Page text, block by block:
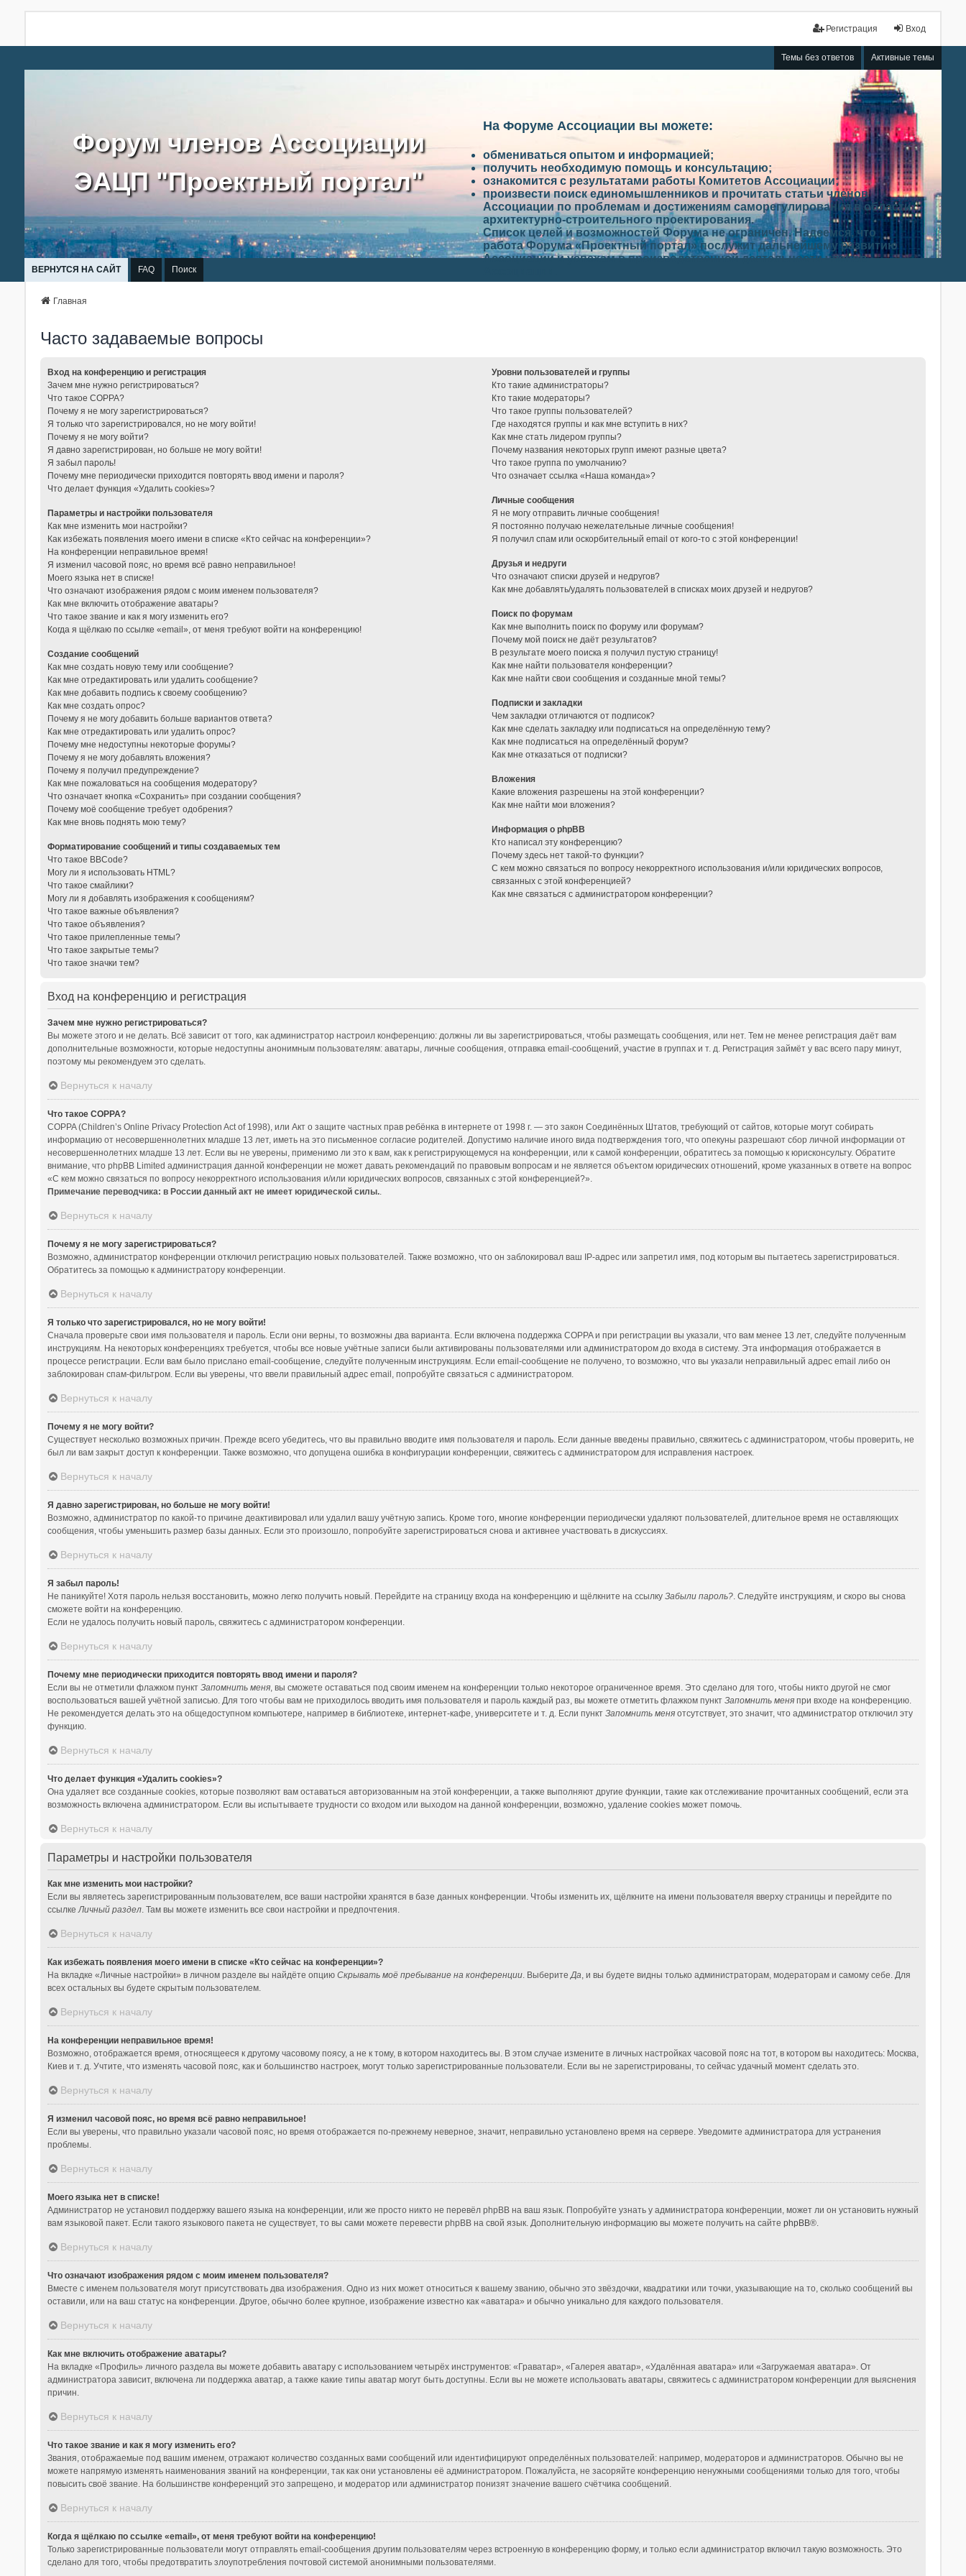
Вход
Регистрация
Темы без ответов Активные темы
Форум членов Ассоциации
ЭАЦП "Проектный портал"
На Форуме Ассоциации вы можете:
обмениваться опытом и информацией;
получить необходимую помощь и консультацию;
ознакомится с результатами работы Комитетов Ассоциации;
произвести поиск единомышленников и прочитать статьи членов
Ассоциации по проблемам и достижениям саморегулирования в области
архитектурно-строительного проектирования.
Список целей и возможностей Форума не ограничен. Надеемся, что
работа Форума «Проектный портал» послужит дальнейшему развитию
Ассоциации и успехам в производственной деятельности членов
ВЕРНУТСЯ НА САЙТ FAQ Поиск
Главная
Часто задаваемые вопросы
Вход на конференцию и регистрация
Зачем мне нужно регистрироваться?
Что такое COPPA?
Почему я не могу зарегистрироваться?
Я только что зарегистрировался, но не могу войти!
Почему я не могу войти?
Я давно зарегистрирован, но больше не могу войти!
Я забыл пароль!
Почему мне периодически приходится повторять ввод имени и пароля?
Что делает функция «Удалить cookies»?
Параметры и настройки пользователя
Как мне изменить мои настройки?
Как избежать появления моего имени в списке «Кто сейчас на конференции»?
На конференции неправильное время!
Я изменил часовой пояс, но время всё равно неправильное!
Моего языка нет в списке!
Что означают изображения рядом с моим именем пользователя?
Как мне включить отображение аватары?
Что такое звание и как я могу изменить его?
Когда я щёлкаю по ссылке «email», от меня требуют войти на конференцию!
Создание сообщений
Как мне создать новую тему или сообщение?
Как мне отредактировать или удалить сообщение?
Как мне добавить подпись к своему сообщению?
Как мне создать опрос?
Почему я не могу добавить больше вариантов ответа?
Как мне отредактировать или удалить опрос?
Почему мне недоступны некоторые форумы?
Почему я не могу добавлять вложения?
Почему я получил предупреждение?
Как мне пожаловаться на сообщения модератору?
Что означает кнопка «Сохранить» при создании сообщения?
Почему моё сообщение требует одобрения?
Как мне вновь поднять мою тему?
Форматирование сообщений и типы создаваемых тем
Что такое BBCode?
Могу ли я использовать HTML?
Что такое смайлики?
Могу ли я добавлять изображения к сообщениям?
Что такое важные объявления?
Что такое объявления?
Что такое прилепленные темы?
Что такое закрытые темы?
Что такое значки тем?
Уровни пользователей и группы
Кто такие администраторы?
Кто такие модераторы?
Что такое группы пользователей?
Где находятся группы и как мне вступить в них?
Как мне стать лидером группы?
Почему названия некоторых групп имеют разные цвета?
Что такое группа по умолчанию?
Что означает ссылка «Наша команда»?
Личные сообщения
Я не могу отправить личные сообщения!
Я постоянно получаю нежелательные личные сообщения!
Я получил спам или оскорбительный email от кого-то с этой конференции!
Друзья и недруги
Что означают списки друзей и недругов?
Как мне добавлять/удалять пользователей в списках моих друзей и недругов?
Поиск по форумам
Как мне выполнить поиск по форуму или форумам?
Почему мой поиск не даёт результатов?
В результате моего поиска я получил пустую страницу!
Как мне найти пользователя конференции?
Как мне найти свои сообщения и созданные мной темы?
Подписки и закладки
Чем закладки отличаются от подписок?
Как мне сделать закладку или подписаться на определённую тему?
Как мне подписаться на определённый форум?
Как мне отказаться от подписки?
Вложения
Какие вложения разрешены на этой конференции?
Как мне найти мои вложения?
Информация о phpBB
Кто написал эту конференцию?
Почему здесь нет такой-то функции?
С кем можно связаться по вопросу некорректного использования и/или юридических вопросов,
связанных с этой конференцией?
Как мне связаться с администратором конференции?
Вход на конференцию и регистрация
Зачем мне нужно регистрироваться?
Вы можете этого и не делать. Всё зависит от того, как администратор настроил конференцию: должны ли вы зарегистрироваться, чтобы размещать сообщения, или нет. Тем не менее регистрация даёт вам
дополнительные возможности, которые недоступны анонимным пользователям: аватары, личные сообщения, отправка email-сообщений, участие в группах и т. д. Регистрация займёт у вас всего пару минут,
поэтому мы рекомендуем это сделать.
Вернуться к началу
Что такое COPPA?
COPPA (Children’s Online Privacy Protection Act of 1998), или Акт о защите частных прав ребёнка в интернете от 1998 г. — это закон Соединённых Штатов, требующий от сайтов, которые могут собирать
информацию от несовершеннолетних младше 13 лет, иметь на это письменное согласие родителей. Допустимо наличие иного вида подтверждения того, что опекуны разрешают сбор личной информации от
несовершеннолетних младше 13 лет. Если вы не уверены, применимо ли это к вам, как к регистрирующемуся на конференции, или к самой конференции, обратитесь за помощью к юрисконсульту. Обратите
внимание, что phpBB Limited администрация данной конференции не может давать рекомендаций по правовым вопросам и не является объектом юридических отношений, кроме указанных в ответе на вопрос
«С кем можно связаться по вопросу некорректного использования и/или юридических вопросов, связанных с этой конференцией?».
Примечание переводчика: в России данный акт не имеет юридической силы..
Вернуться к началу
Почему я не могу зарегистрироваться?
Возможно, администратор конференции отключил регистрацию новых пользователей. Также возможно, что он заблокировал ваш IP-адрес или запретил имя, под которым вы пытаетесь зарегистрироваться.
Обратитесь за помощью к администратору конференции.
Вернуться к началу
Я только что зарегистрировался, но не могу войти!
Сначала проверьте свои имя пользователя и пароль. Если они верны, то возможны два варианта. Если включена поддержка COPPA и при регистрации вы указали, что вам менее 13 лет, следуйте полученным
инструкциям. На некоторых конференциях требуется, чтобы все новые учётные записи были активированы пользователями или администратором до входа в систему. Эта информация отображается в
процессе регистрации. Если вам было прислано email-сообщение, следуйте полученным инструкциям. Если email-сообщение не получено, то возможно, что вы указали неправильный адрес email либо он
заблокирован спам-фильтром. Если вы уверены, что ввели правильный адрес email, попробуйте связаться с администратором.
Вернуться к началу
Почему я не могу войти?
Существует несколько возможных причин. Прежде всего убедитесь, что вы правильно вводите имя пользователя и пароль. Если данные введены правильно, свяжитесь с администратором, чтобы проверить, не
был ли вам закрыт доступ к конференции. Также возможно, что допущена ошибка в конфигурации конференции, свяжитесь с администратором для исправления настроек.
Вернуться к началу
Я давно зарегистрирован, но больше не могу войти!
Возможно, администратор по какой-то причине деактивировал или удалил вашу учётную запись. Кроме того, многие конференции периодически удаляют пользователей, длительное время не оставляющих
сообщения, чтобы уменьшить размер базы данных. Если это произошло, попробуйте зарегистрироваться снова и активнее участвовать в дискуссиях.
Вернуться к началу
Я забыл пароль!
Не паникуйте! Хотя пароль нельзя восстановить, можно легко получить новый. Перейдите на страницу входа на конференцию и щёлкните на ссылку Забыли пароль?. Следуйте инструкциям, и скоро вы снова
сможете войти на конференцию.
Если не удалось получить новый пароль, свяжитесь с администратором конференции.
Вернуться к началу
Почему мне периодически приходится повторять ввод имени и пароля?
Если вы не отметили флажком пункт Запомнить меня, вы сможете оставаться под своим именем на конференции только некоторое ограниченное время. Это сделано для того, чтобы никто другой не смог
воспользоваться вашей учётной записью. Для того чтобы вам не приходилось вводить имя пользователя и пароль каждый раз, вы можете отметить флажком пункт Запомнить меняпри входе на конференцию.
Не рекомендуется делать это на общедоступном компьютере, например в библиотеке, интернет-кафе, университете и т. д. Если пункт Запомнить меняотсутствует, это значит, что администратор отключил эту
функцию.
Вернуться к началу
Что делает функция «Удалить cookies»?
Она удаляет все созданные cookies, которые позволяют вам оставаться авторизованным на этой конференции, а также выполняют другие функции, такие как отслеживание прочитанных сообщений, если эта
возможность включена администратором. Если вы испытываете трудности со входом или выходом на данной конференции, возможно, удаление cookies может помочь.
Вернуться к началу
Параметры и настройки пользователя
Как мне изменить мои настройки?
Если вы являетесь зарегистрированным пользователем, все ваши настройки хранятся в базе данных конференции. Чтобы изменить их, щёлкните на имени пользователя вверху страницы и перейдите по
ссылке Личный раздел. Там вы можете изменить все свои настройки и предпочтения.
Вернуться к началу
Как избежать появления моего имени в списке «Кто сейчас на конференции»?
На вкладке «Личные настройки» в личном разделе вы найдёте опцию Скрывать моё пребывание на конференции. Выберите Да , и вы будете видны только администраторам, модераторам и самому себе. Для
всех остальных вы будете скрытым пользователем.
Вернуться к началу
На конференции неправильное время!
Возможно, отображается время, относящееся к другому часовому поясу, а не к тому, в котором находитесь вы. В этом случае измените в личных настройках часовой пояс на тот, в котором вы находитесь: Москва,
Киев и т. д. Учтите, что изменять часовой пояс, как и большинство настроек, могут только зарегистрированные пользователи. Если вы не зарегистрированы, то сейчас удачный момент сделать это.
Вернуться к началу
Я изменил часовой пояс, но время всё равно неправильное!
Если вы уверены, что правильно указали часовой пояс, но время отображается по-прежнему неверное, значит, неправильно установлено время на сервере. Уведомите администратора для устранения
проблемы.
Вернуться к началу
Моего языка нет в списке!
Администратор не установил поддержку вашего языка на конференции, или же просто никто не перевёл phpBB на ваш язык. Попробуйте узнать у администратора конференции, может ли он установить нужный
вам языковой пакет. Если такого языкового пакета не существует, то вы сами можете перевести phpBB на свой язык. Дополнительную информацию вы можете получить на сайте phpBB®.
Вернуться к началу
Что означают изображения рядом с моим именем пользователя?
Вместе с именем пользователя могут присутствовать два изображения. Одно из них может относиться к вашему званию, обычно это звёздочки, квадратики или точки, указывающие на то, сколько сообщений вы
оставили, или на ваш статус на конференции. Другое, обычно более крупное, изображение известно как «аватара» и обычно уникально для каждого пользователя.
Вернуться к началу
Как мне включить отображение аватары?
На вкладке «Профиль» личного раздела вы можете добавить аватару с использованием четырёх инструментов: «Граватар», «Галерея аватар», «Удалённая аватара» или «Загружаемая аватара». От
администратора зависит, включена ли поддержка аватар, а также какие типы аватар могут быть доступны. Если вы не можете использовать аватары, свяжитесь с администратором конференции для выяснения
причин.
Вернуться к началу
Что такое звание и как я могу изменить его?
Звания, отображаемые под вашим именем, отражают количество созданных вами сообщений или идентифицируют определённых пользователей: например, модераторов и администраторов. Обычно вы не
можете напрямую изменять наименования званий на конференции, так как они установлены её администратором. Пожалуйста, не засоряйте конференцию ненужными сообщениями только для того, чтобы
повысить своё звание. На большинстве конференций это запрещено, и модератор или администратор понизят значение вашего счётчика сообщений.
Вернуться к началу
Когда я щёлкаю по ссылке «email», от меня требуют войти на конференцию!
Только зарегистрированные пользователи могут отправлять email-сообщения другим пользователям через встроенную в конференцию форму, и только если администратор включил такую возможность. Это
сделано для того, чтобы предотвратить злоупотребления почтовой системой анонимными пользователями.